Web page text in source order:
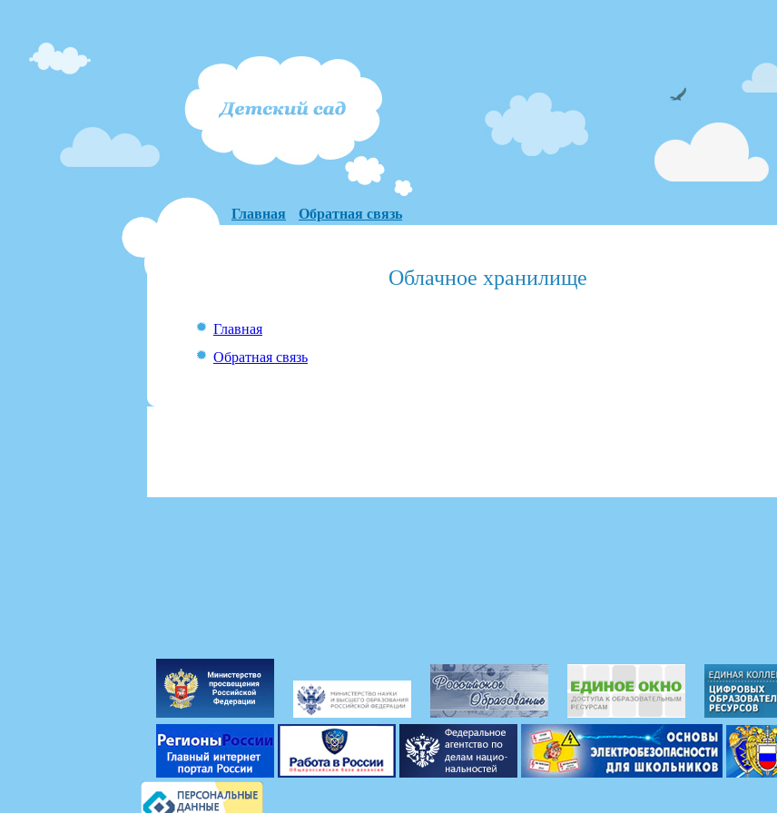
Главная Обратная связь
Облачное хранилище
Главная
Обратная связь